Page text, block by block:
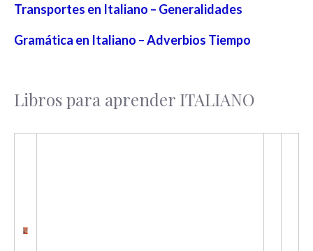
Transportes en Italiano – Generalidades
Gramática en Italiano – Adverbios Tiempo
Libros para aprender ITALIANO